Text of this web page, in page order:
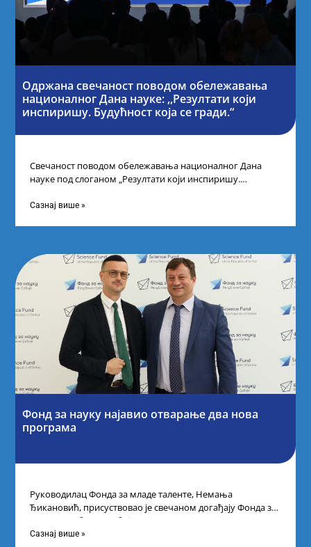
Одржана свечаност поводом обележавања
националног Дана науке: ,,Резултати који
инспиришу. Будућност која се гради.“
Свечаност поводом обележавања националног Дана
науке под слоганом „Резултати који инспиришу.
Министарства
Сазнај више »
Фонд за науку најавио отварање два нова
програма
Руководилац Фонда за младе таленте, Немања
Ђикановић, присуствовао је свечаном догађају Фонда за
науку Републике Србије одржаном у Научно-
технолошком парку
Сазнај више »